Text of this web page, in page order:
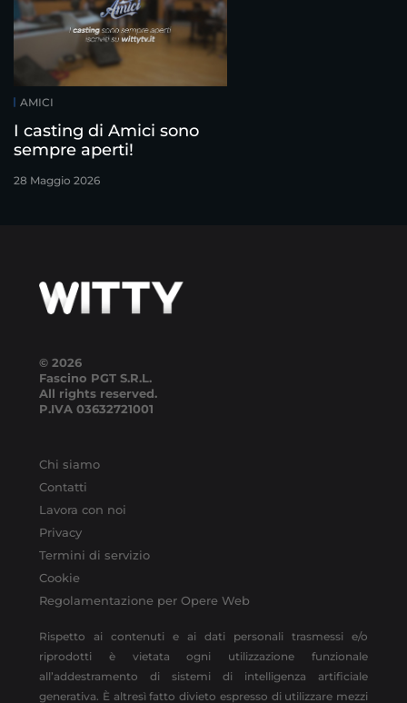
AMICI
I casting di Amici sono
sempre aperti!
28 Maggio 2026
© 2026
Fascino PGT S.R.L.
All rights reserved.
P.IVA 03632721001
Chi siamo
Contatti
Lavora con noi
Privacy
Termini di servizio
Cookie
Regolamentazione per Opere Web
Rispetto ai contenuti e ai dati personali trasmessi e/o
riprodotti è vietata ogni utilizzazione funzionale
all’addestramento di sistemi di intelligenza artificiale
generativa. È altresì fatto divieto espresso di utilizzare mezzi